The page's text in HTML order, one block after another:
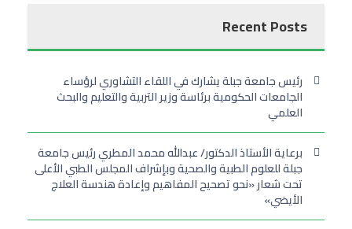
Recent Posts
رئيس جامعة جبلة يشارك في اللقاء التشاوري لرؤساء
الجامعات الحكومية برئاسة وزير التربية والتعليم والبحث
العلمي
برعاية الأستاذ الدكتور/ عبدالله محمد المطري رئيس جامعة
جبلة للعلوم الطبية والصحية وبإشراف المجلس الطبي الأعلى
تحت شعار «نحو تصحيح المفاهيم وإعادة هندسة العلاج
الأيضي»